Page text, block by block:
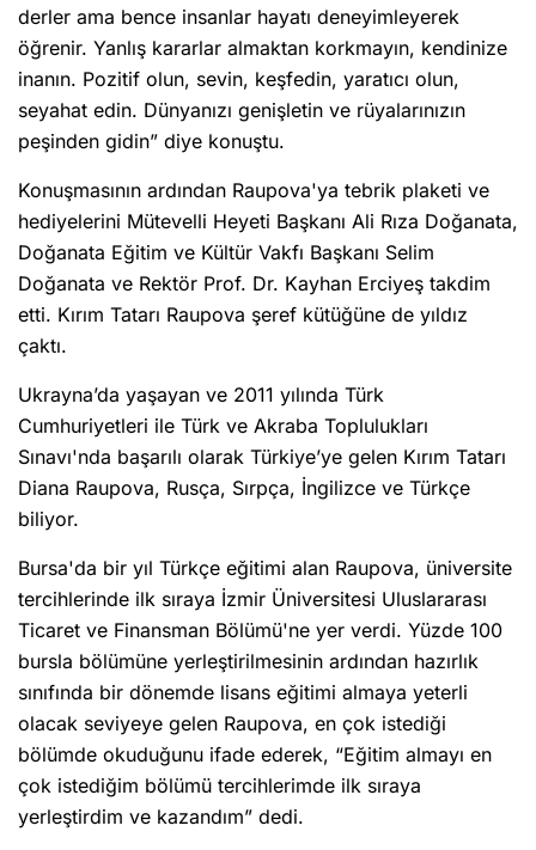
derler ama bence insanlar hayatı deneyimleyerek
öğrenir. Yanlış kararlar almaktan korkmayın, kendinize
inanın. Pozitif olun, sevin, keşfedin, yaratıcı olun,
seyahat edin. Dünyanızı genişletin ve rüyalarınızın
peşinden gidin” diye konuştu.
Konuşmasının ardından Raupova'ya tebrik plaketi ve
hediyelerini Mütevelli Heyeti Başkanı Ali Rıza Doğanata,
Doğanata Eğitim ve Kültür Vakfı Başkanı Selim
Doğanata ve Rektör Prof. Dr. Kayhan Erciyeş takdim
etti. Kırım Tatarı Raupova şeref kütüğüne de yıldız
çaktı.
Ukrayna’da yaşayan ve 2011 yılında Türk
Cumhuriyetleri ile Türk ve Akraba Toplulukları
Sınavı'nda başarılı olarak Türkiye’ye gelen Kırım Tatarı
Diana Raupova, Rusça, Sırpça, İngilizce ve Türkçe
biliyor.
Bursa'da bir yıl Türkçe eğitimi alan Raupova, üniversite
tercihlerinde ilk sıraya İzmir Üniversitesi Uluslararası
Ticaret ve Finansman Bölümü'ne yer verdi. Yüzde 100
bursla bölümüne yerleştirilmesinin ardından hazırlık
sınıfında bir dönemde lisans eğitimi almaya yeterli
olacak seviyeye gelen Raupova, en çok istediği
bölümde okuduğunu ifade ederek, “Eğitim almayı en
çok istediğim bölümü tercihlerimde ilk sıraya
yerleştirdim ve kazandım” dedi.